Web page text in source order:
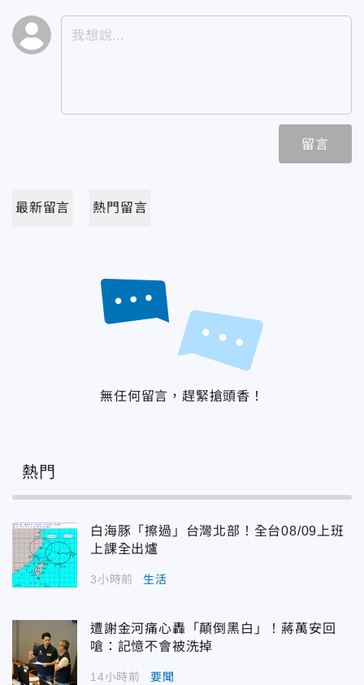
留言
最新留言 熱門留言
無任何留言，趕緊搶頭香！
熱門
白海豚「擦過」台灣北部！全台08/09上班
上課全出爐
3小時前 生活
遭謝金河痛心轟「顛倒黑白」！蔣萬安回
嗆：記憶不會被洗掉
14小時前 要聞